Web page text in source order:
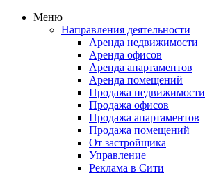
Меню
Направления деятельности
Аренда недвижимости
Аренда офисов
Аренда апартаментов
Аренда помещений
Продажа недвижимости
Продажа офисов
Продажа апартаментов
Продажа помещений
От застройщика
Управление
Реклама в Сити